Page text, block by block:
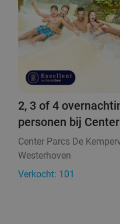
2, 3 of 4
personen bij
Center Parcs De
Westerhoven
Verkocht: 101